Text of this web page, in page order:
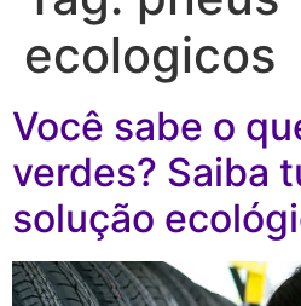
ecologicos
Você sabe o
verdes? Saiba
solução